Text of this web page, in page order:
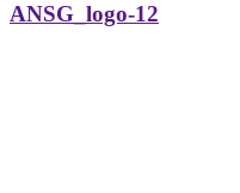
ANSG_logo-12